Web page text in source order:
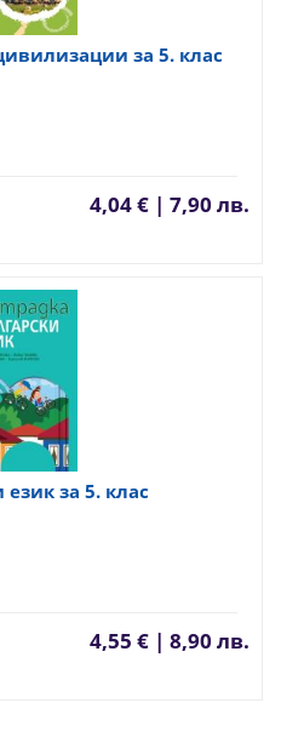
за 5. клас
4,04 € | 7,90 лв.
за 5. клас
4,55 € | 8,90 лв.